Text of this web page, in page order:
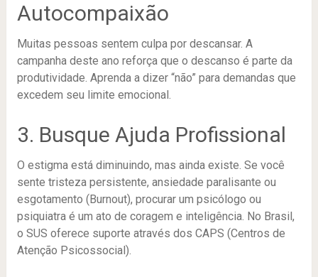
Autocompaixão
Muitas pessoas sentem culpa por descansar. A
campanha deste ano reforça que o descanso é parte da
produtividade. Aprenda a dizer “não” para demandas que
excedem seu limite emocional.
3. Busque Ajuda Profissional
O estigma está diminuindo, mas ainda existe. Se você
sente tristeza persistente, ansiedade paralisante ou
esgotamento (Burnout), procurar um psicólogo ou
psiquiatra é um ato de coragem e inteligência. No Brasil,
o SUS oferece suporte através dos CAPS (Centros de
Atenção Psicossocial).